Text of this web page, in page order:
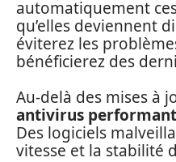
automatiquement
qu’elles deviennent
éviterez les
bénéficierez des
Au-delà des mises à
antivirus performant
Des logiciels
vitesse et la stabilité